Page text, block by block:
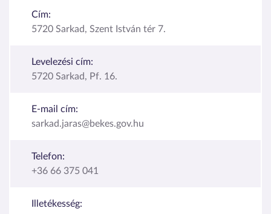
Cím:
5720 Sarkad, Szent István tér 7.
Levelezési cím:
5720 Sarkad, Pf. 16.
E-mail cím:
sarkad.jaras@bekes.gov.hu
Telefon:
+36 66 375 041
Illetékesség: